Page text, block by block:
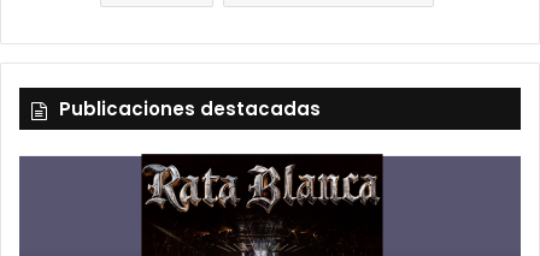
Publicaciones destacadas